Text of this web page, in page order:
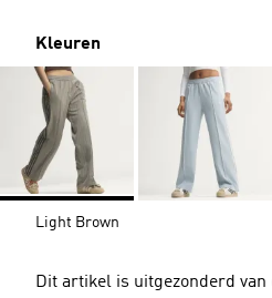
Kleuren
Light Brown
Dit artikel is uitgezonderd van